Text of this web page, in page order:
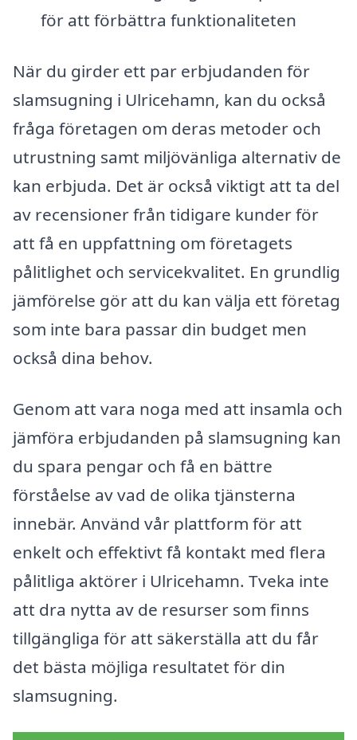
för att förbättra funktionaliteten
När du girder ett par erbjudanden för
slamsugning i Ulricehamn, kan du också
fråga företagen om deras metoder och
utrustning samt miljövänliga alternativ de
kan erbjuda. Det är också viktigt att ta del
av recensioner från tidigare kunder för
att få en uppfattning om företagets
pålitlighet och servicekvalitet. En grundlig
jämförelse gör att du kan välja ett företag
som inte bara passar din budget men
också dina behov.
Genom att vara noga med att insamla och
jämföra erbjudanden på slamsugning kan
du spara pengar och få en bättre
förståelse av vad de olika tjänsterna
innebär. Använd vår plattform för att
enkelt och effektivt få kontakt med flera
pålitliga aktörer i Ulricehamn. Tveka inte
att dra nytta av de resurser som finns
tillgängliga för att säkerställa att du får
det bästa möjliga resultatet för din
slamsugning.